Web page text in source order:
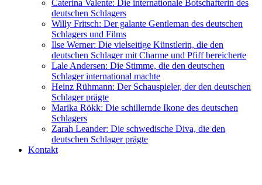
Caterina Valente: Die internationale Botschafterin des
deutschen Schlagers
Willy Fritsch: Der galante Gentleman des deutschen
Schlagers und Films
Ilse Werner: Die vielseitige Künstlerin, die den
deutschen Schlager mit Charme und Pfiff bereicherte
Lale Andersen: Die Stimme, die den deutschen
Schlager international machte
Heinz Rühmann: Der Schauspieler, der den deutschen
Schlager prägte
Marika Rökk: Die schillernde Ikone des deutschen
Schlagers
Zarah Leander: Die schwedische Diva, die den
deutschen Schlager prägte
Kontakt